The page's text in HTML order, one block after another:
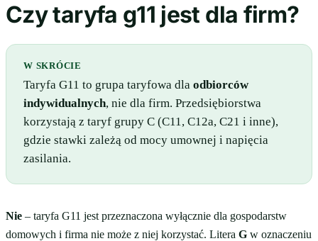
Czy taryfa g11 jest dla firm?
W SKRÓCIE
Taryfa G11 to grupa taryfowa dla odbiorców
indywidualnych, nie dla firm. Przedsiębiorstwa
korzystają z taryf grupy C (C11, C12a, C21 i inne),
gdzie stawki zależą od mocy umownej i napięcia
zasilania.
Nie – taryfa G11 jest przeznaczona wyłącznie dla gospodarstw
domowych i firma nie może z niej korzystać. Litera G w oznaczeniu